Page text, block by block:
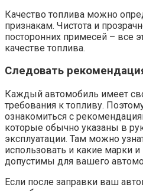
Качество топлива можно
признакам. Чистота и
посторонних примесей – все
качестве топлива.
Следовать
Каждый автомобиль имеет
требования к топливу.
ознакомиться с
которые обычно указаны в
эксплуатации. Там можно
использовать и какие марки
допустимы для вашего
Если после заправки ваш